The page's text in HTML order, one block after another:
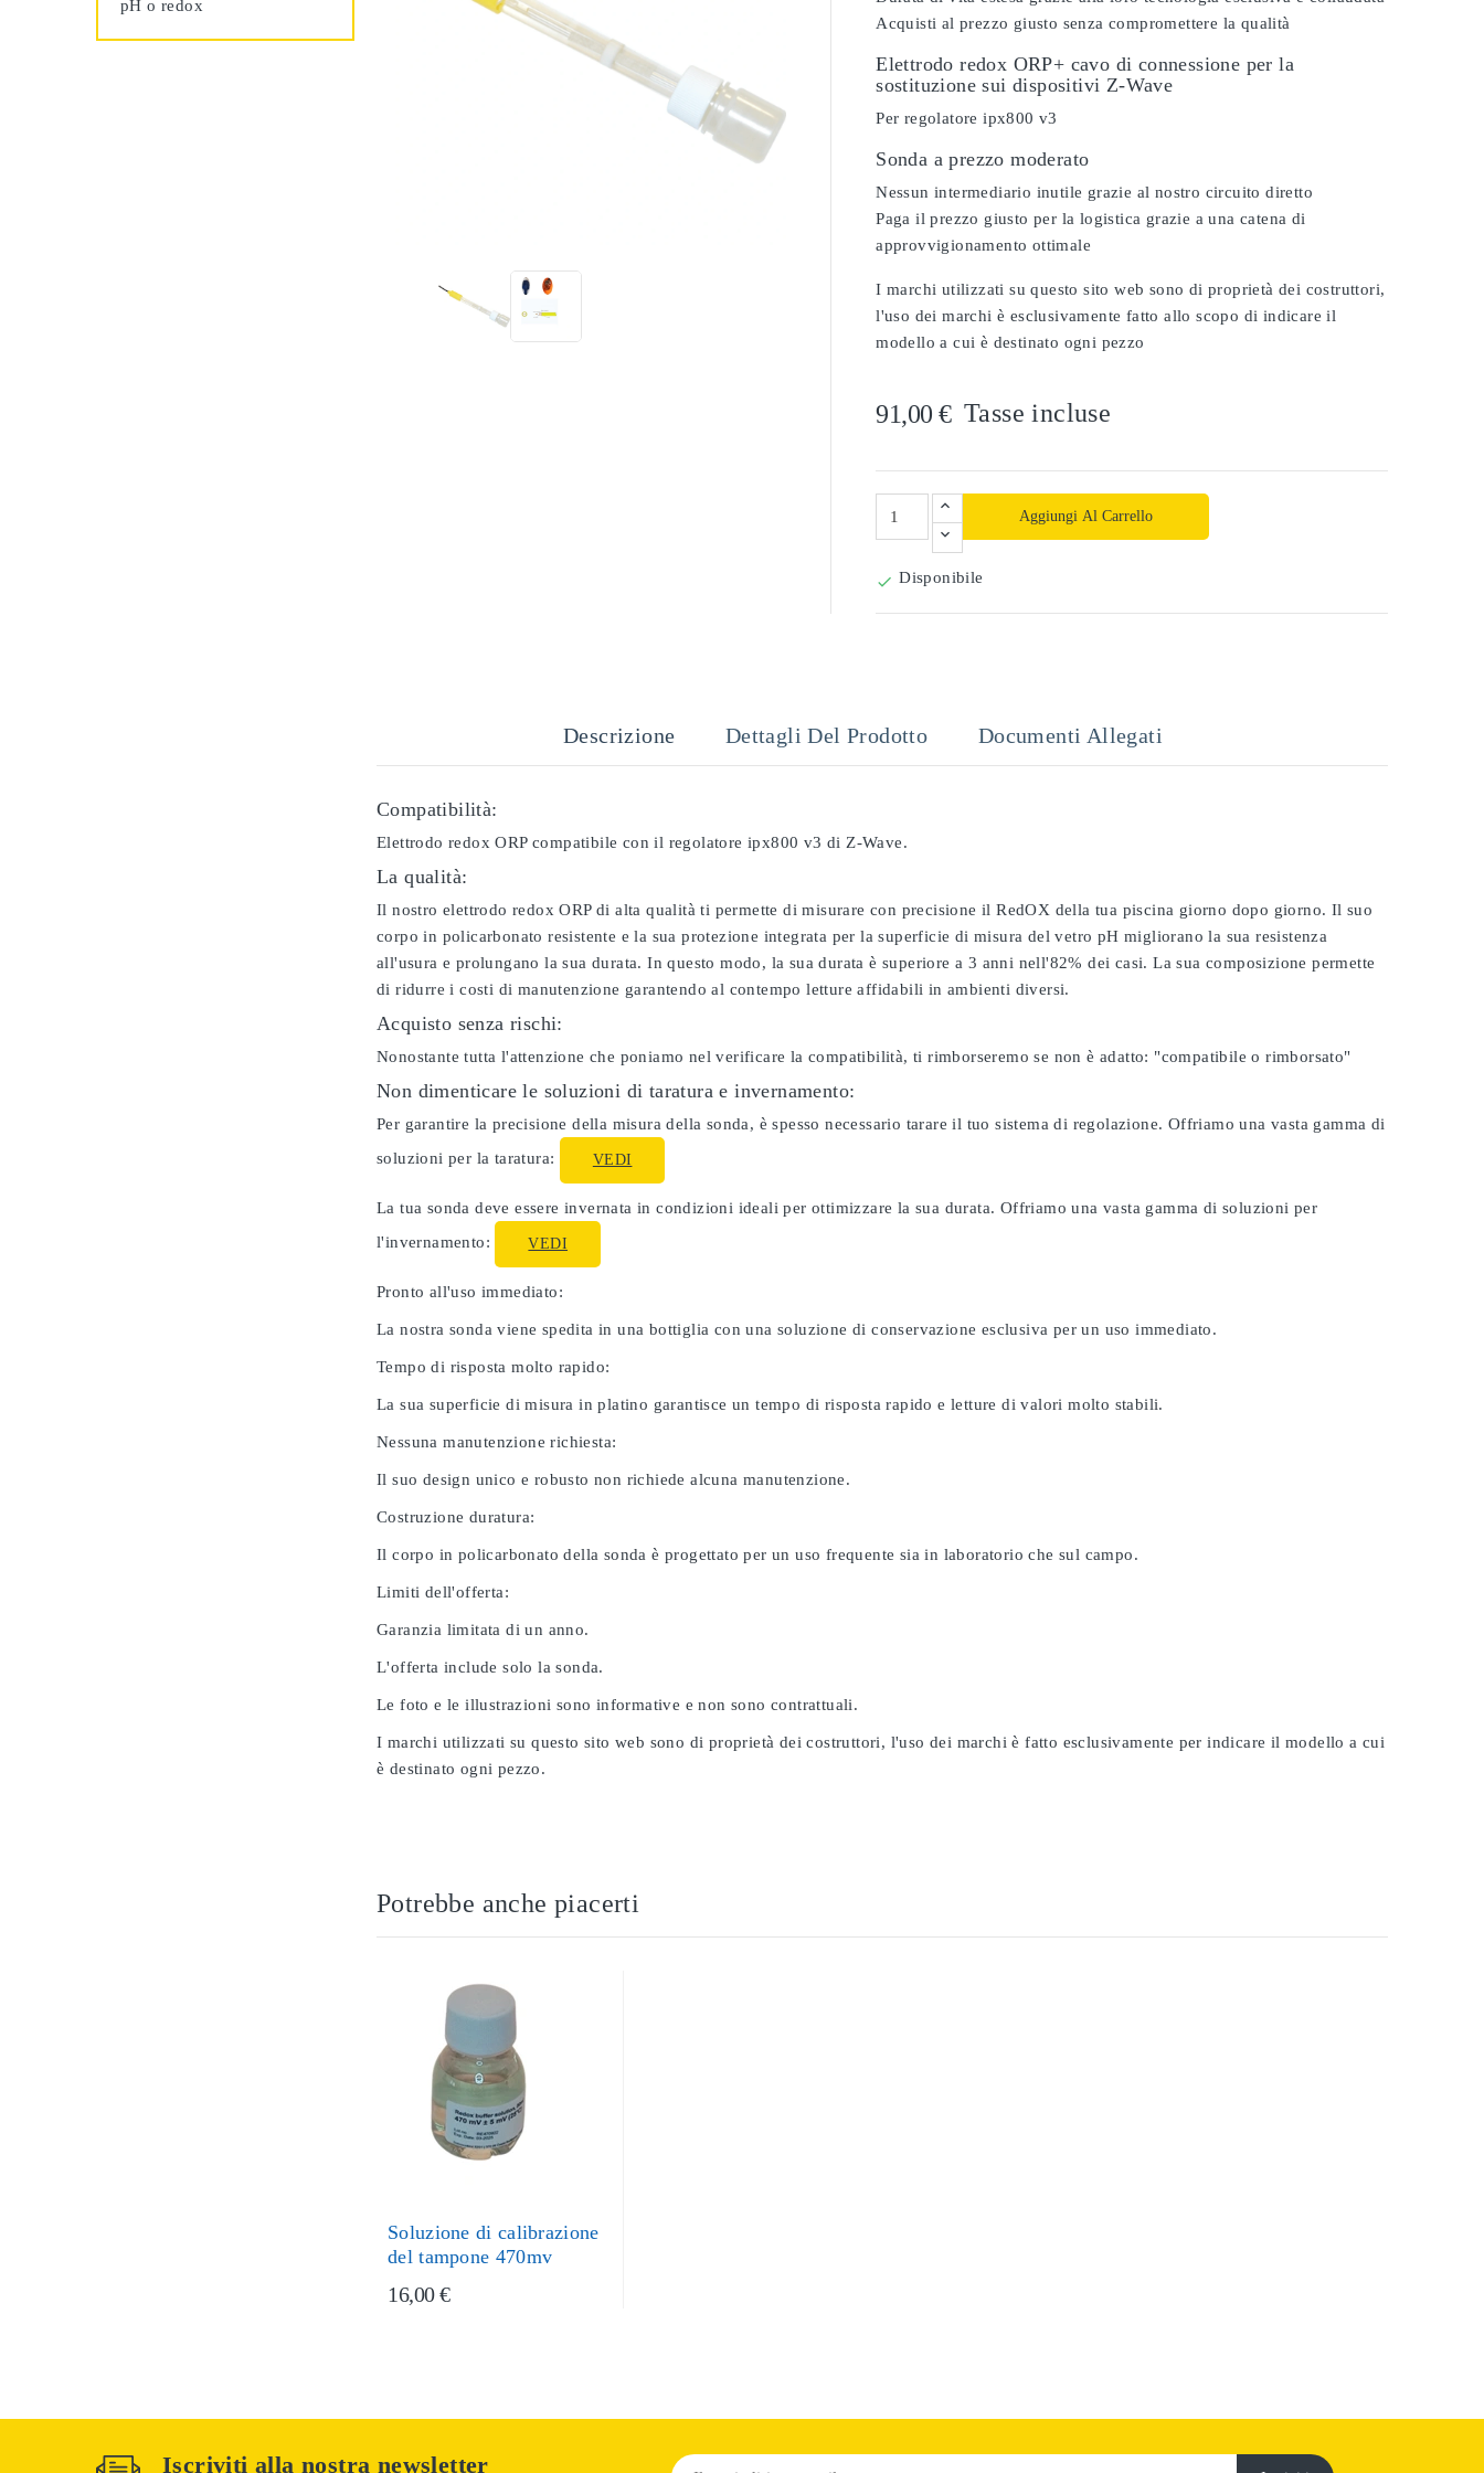
pH o redox
Acquisti al prezzo giusto senza compromettere la qualità
Elettrodo redox ORP+ cavo di connessione per la
sostituzione sui dispositivi Z-Wave
Per regolatore ipx800 v3
Sonda a prezzo moderato
Nessun intermediario inutile grazie al nostro circuito diretto
Paga il prezzo giusto per la logistica grazie a una catena di
approvvigionamento ottimale
I marchi utilizzati su questo sito web sono di proprietà dei costruttori,
l'uso dei marchi è esclusivamente fatto allo scopo di indicare il
modello a cui è destinato ogni pezzo
91,00 € Tasse incluse
Aggiungi Al Carrello
 Disponibile
Descrizione Dettagli Del Prodotto Documenti Allegati
Compatibilità:
Elettrodo redox ORP compatibile con il regolatore ipx800 v3 di Z-Wave.
La qualità:
Il nostro elettrodo redox ORP di alta qualità ti permette di misurare con precisione il RedOX della tua piscina giorno dopo giorno. Il suo
corpo in policarbonato resistente e la sua protezione integrata per la superficie di misura del vetro pH migliorano la sua resistenza
all'usura e prolungano la sua durata. In questo modo, la sua durata è superiore a 3 anni nell'82% dei casi. La sua composizione permette
di ridurre i costi di manutenzione garantendo al contempo letture affidabili in ambienti diversi.
Acquisto senza rischi:
Nonostante tutta l'attenzione che poniamo nel verificare la compatibilità, ti rimborseremo se non è adatto: "compatibile o rimborsato"
Non dimenticare le soluzioni di taratura e invernamento:
Per garantire la precisione della misura della sonda, è spesso necessario tarare il tuo sistema di regolazione. Offriamo una vasta gamma di
soluzioni per la taratura:
VEDI
La tua sonda deve essere invernata in condizioni ideali per ottimizzare la sua durata. Offriamo una vasta gamma di soluzioni per
l'invernamento:
VEDI
Pronto all'uso immediato:
La nostra sonda viene spedita in una bottiglia con una soluzione di conservazione esclusiva per un uso immediato.
Tempo di risposta molto rapido:
La sua superficie di misura in platino garantisce un tempo di risposta rapido e letture di valori molto stabili.
Nessuna manutenzione richiesta:
Il suo design unico e robusto non richiede alcuna manutenzione.
Costruzione duratura:
Il corpo in policarbonato della sonda è progettato per un uso frequente sia in laboratorio che sul campo.
Limiti dell'offerta:
Garanzia limitata di un anno.
L'offerta include solo la sonda.
Le foto e le illustrazioni sono informative e non sono contrattuali.
I marchi utilizzati su questo sito web sono di proprietà dei costruttori, l'uso dei marchi è fatto esclusivamente per indicare il modello a cui
è destinato ogni pezzo.
Potrebbe anche piacerti
Soluzione di calibrazione
del tampone 470mv
16,00 €
Iscriviti alla nostra newsletter